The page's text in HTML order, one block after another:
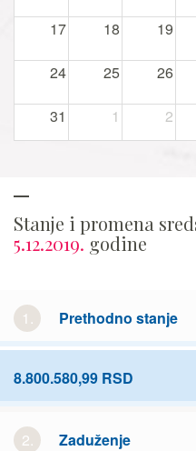
17 18 19
24 25 26
31 1 2
Stanje i promena
5.12.2019. godine
1. Prethodno stanje
8.800.580,99 RSD
2. Zaduženje